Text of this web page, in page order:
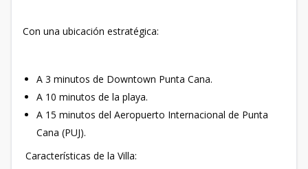
Con una ubicación estratégica:
A 3 minutos de Downtown Punta Cana.
A 10 minutos de la playa.
A 15 minutos del Aeropuerto Internacional de Punta
Cana (PUJ).
Características de la Villa: